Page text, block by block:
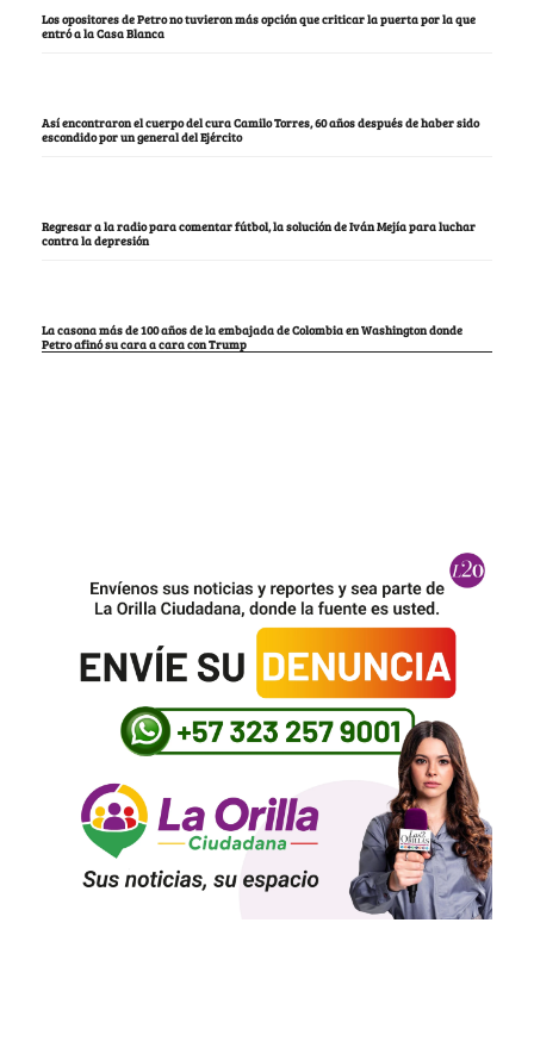
Los opositores de Petro no tuvieron más opción que criticar la puerta por la que
entró a la Casa Blanca
Así encontraron el cuerpo del cura Camilo Torres, 60 años después de haber sido
escondido por un general del Ejército
Regresar a la radio para comentar fútbol, la solución de Iván Mejía para luchar
contra la depresión
La casona más de 100 años de la embajada de Colombia en Washington donde
Petro afinó su cara a cara con Trump